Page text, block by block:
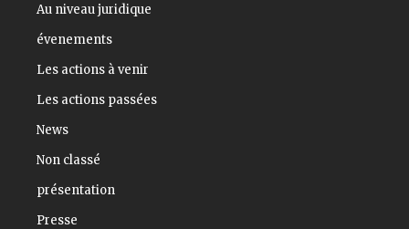
Au niveau juridique
évenements
Les actions à venir
Les actions passées
News
Non classé
présentation
Presse